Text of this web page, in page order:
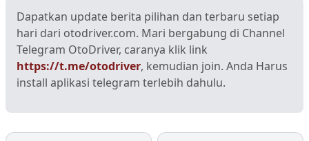
Dapatkan update berita pilihan dan terbaru setiap
hari dari otodriver.com. Mari bergabung di Channel
Telegram OtoDriver, caranya klik link
https://t.me/otodriver, kemudian join. Anda Harus
install aplikasi telegram terlebih dahulu.